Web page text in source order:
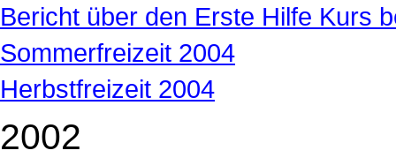
Bericht über den Erste Hilfe Kurs
Sommerfreizeit 2004
Herbstfreizeit 2004
2002